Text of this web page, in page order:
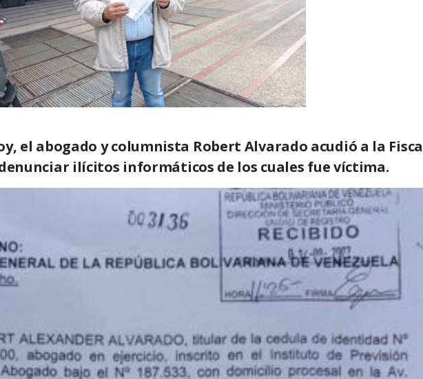
el abogado y columnista Robert Alvarado acudió a la
ilícitos informáticos de los cuales fue víctima.